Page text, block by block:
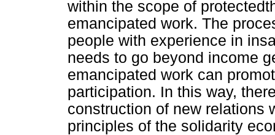
within the scope of
emancipated work. The
people with experience in
needs to go beyond income
emancipated work can
participation. In this way,
construction of new relations
principles of the solidarity